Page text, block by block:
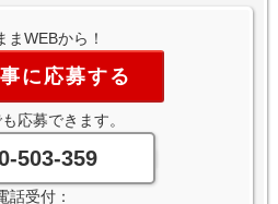
まWEBから！
に応募する
応募できます。
503-359
話受付：